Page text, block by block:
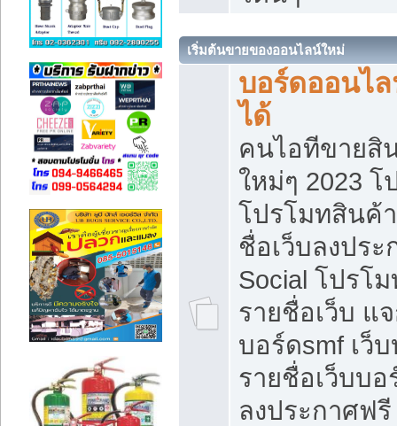
เริ่มต้นขายของออนไลน์ใหม่
บอร์ดออนไ
ได้
คนไอทีขายสิ
ใหม่ๆ 2023
โปรโมทสินค้
ชื่อเว็บลงปร
Social โปรโ
รายชื่อเว็บ แ
บอร์ดsmf เว็
รายชื่อเว็บบ
ลงประกาศฟรี